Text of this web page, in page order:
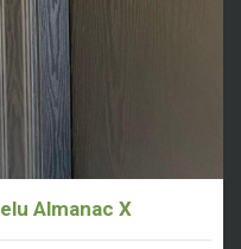
Almanac X